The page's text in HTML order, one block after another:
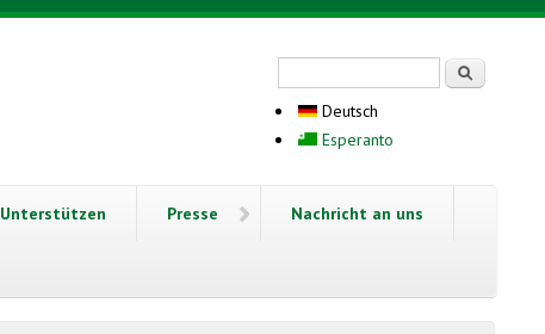
Deutsch
Esperanto
Unterstützen Presse Nachricht an uns